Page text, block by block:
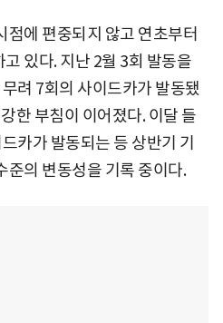
점에 편중되지 않고 연초부터
있다. 지난 2월 3회 발동을
려 7회의 사이드카가 발동됐
한 부침이 이어졌다. 이달 들
카가 발동되는 등 상반기 기
준의 변동성을 기록 중이다.